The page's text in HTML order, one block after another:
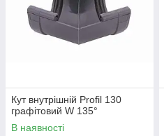
Кут внутрішній Profil 130
графітовий W 135°
В наявності